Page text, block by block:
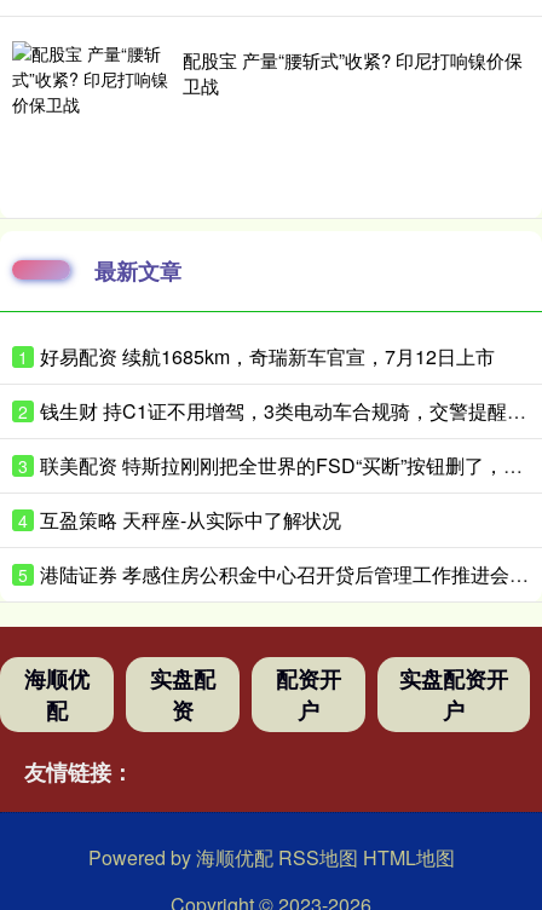
配股宝 产量“腰斩式”收紧? 印尼打响镍价保
卫战
最新文章
1 好易配资 续航1685km，奇瑞新车官宣，7月12日上市
2 钱生财 持C1证不用增驾，3类电动车合规骑，交警提醒：还有4种不能随便骑
3 联美配资 特斯拉刚刚把全世界的FSD“买断”按钮删了，唯独留下中国大陆！
4 互盈策略 天秤座-从实际中了解状况
5 港陆证券 孝感住房公积金中心召开贷后管理工作推进会 筑牢资金安全防线
海顺优
配
实盘配
资
配资开
户
实盘配资开
户
友情链接：
Powered by海顺优配 RSS地图 HTML地图
Copyright© 2023-2026